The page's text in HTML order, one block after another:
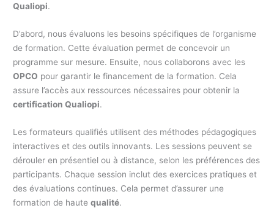
Qualiopi.
D’abord, nous évaluons les besoins spécifiques de l’organisme
de formation. Cette évaluation permet de concevoir un
programme sur mesure. Ensuite, nous collaborons avec les
OPCO pour garantir le financement de la formation. Cela
assure l’accès aux ressources nécessaires pour obtenir la
certification Qualiopi.
Les formateurs qualifiés utilisent des méthodes pédagogiques
interactives et des outils innovants. Les sessions peuvent se
dérouler en présentiel ou à distance, selon les préférences des
participants. Chaque session inclut des exercices pratiques et
des évaluations continues. Cela permet d’assurer une
formation de hautequalité.